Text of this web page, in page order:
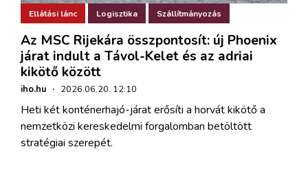
Ellátási lánc Logisztika Szállítmányozás
Az MSC Rijekára összpontosít: új Phoenix
járat indult a Távol-Kelet és az adriai
kikötő között
iho.hu · 2026.06.20. 12:10
Heti két konténerhajó-járat erősíti a horvát kikötő a
nemzetközi kereskedelmi forgalomban betöltött
stratégiai szerepét.